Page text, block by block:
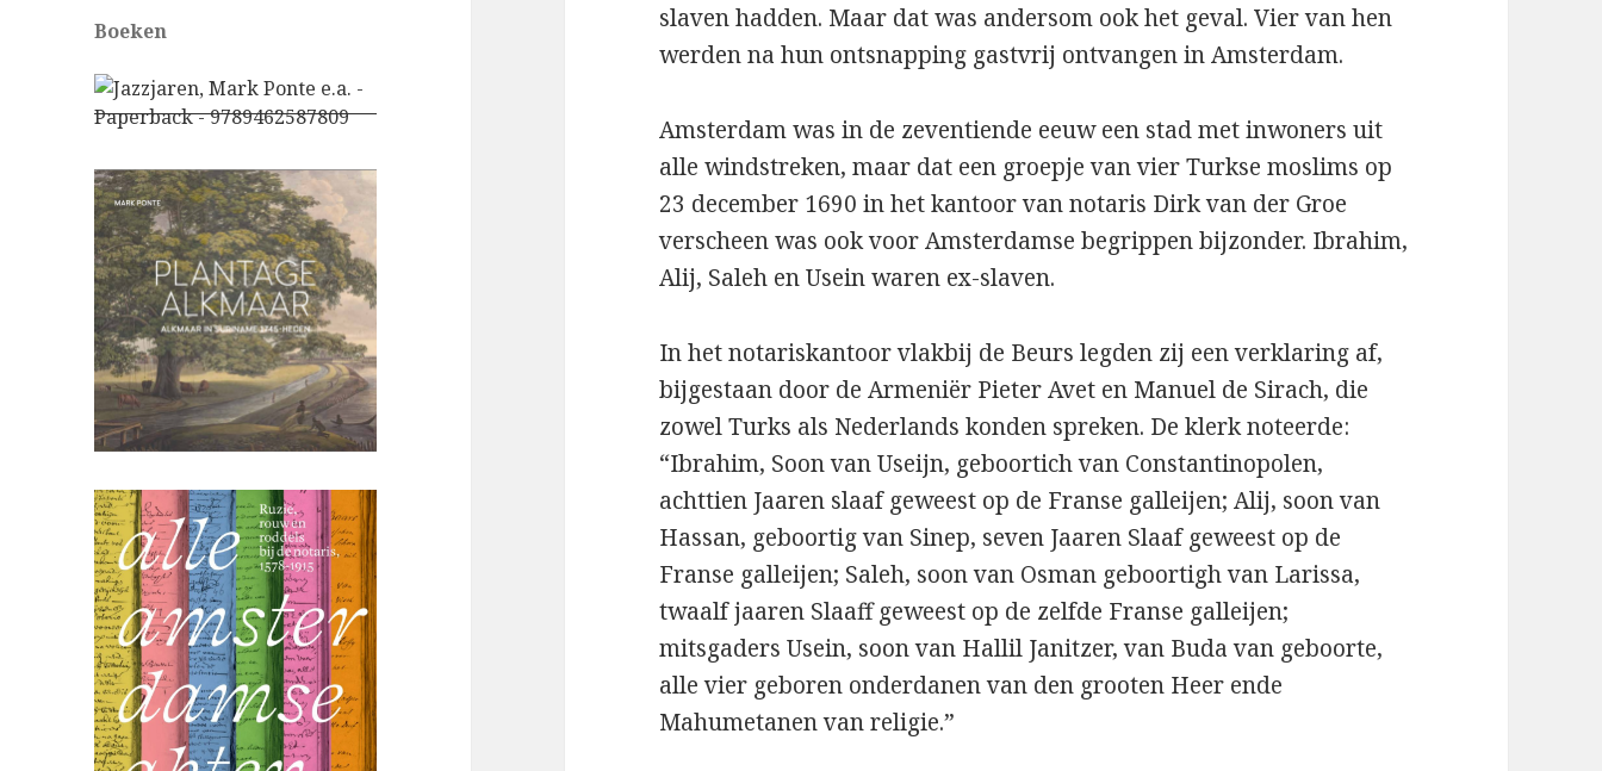
Boeken
slaven hadden. Maar dat was andersom ook het geval. Vier van hen
werden na hun ontsnapping gastvrij ontvangen in Amsterdam.
Amsterdam was in de zeventiende eeuw een stad met inwoners uit
alle windstreken, maar dat een groepje van vier Turkse moslims op
23 december 1690 in het kantoor van notaris Dirk van der Groe
verscheen was ook voor Amsterdamse begrippen bijzonder. Ibrahim,
Alij, Saleh en Usein waren ex-slaven.
In het notariskantoor vlakbij de Beurs legden zij een verklaring af,
bijgestaan door de Armeniër Pieter Avet en Manuel de Sirach, die
zowel Turks als Nederlands konden spreken. De klerk noteerde:
“Ibrahim, Soon van Useijn, geboortich van Constantinopolen,
achttien Jaaren slaaf geweest op de Franse galleijen; Alij, soon van
Hassan, geboortig van Sinep, seven Jaaren Slaaf geweest op de
Franse galleijen; Saleh, soon van Osman geboortigh van Larissa,
twaalf jaaren Slaaff geweest op de zelfde Franse galleijen;
mitsgaders Usein, soon van Hallil Janitzer, van Buda van geboorte,
alle vier geboren onderdanen van den grooten Heer ende
Mahumetanen van religie.”